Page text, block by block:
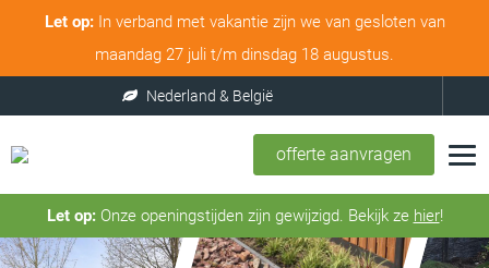
Let op:In verband met vakantie zijn we van gesloten van
maandag 27 juli t/m dinsdag 18 augustus.
offerte aanvragen
Let op:Onze openingstijden zijn gewijzigd. Bekijk ze hier!